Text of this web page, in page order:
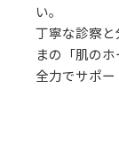
い。
丁寧な診察
まの「肌の
全力でサポー